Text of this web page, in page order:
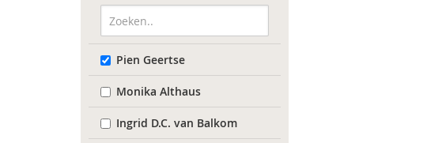
Pien Geertse
Monika Althaus
Ingrid D.C. van Balkom